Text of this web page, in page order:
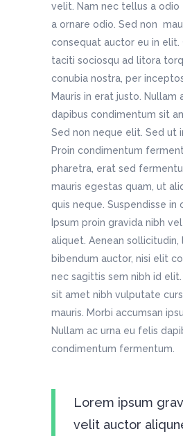
velit. Nam nec tellus a
a ornare odio. Sed non
consequat auctor eu in elit.
taciti sociosqu ad litora
conubia nostra, per
Mauris in erat justo. Nullam
dapibus condimentum sit
Sed non neque elit. Sed ut
Proin condimentum
pharetra, erat sed
mauris egestas quam, ut
quis neque. Suspendisse in
Ipsum proin gravida nibh
aliquet. Aenean sollicitudin,
bibendum auctor, nisi elit
nec sagittis sem nibh id
sit amet nibh vulputate
mauris. Morbi accumsan
Nullam ac urna eu felis
condimentum fermentum.
Lorem ipsum
velit auctor